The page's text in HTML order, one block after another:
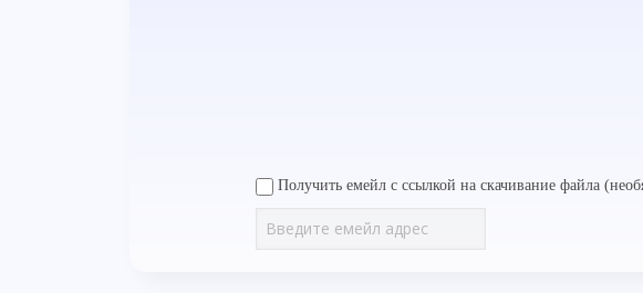
Получить емейл с ссылкой на скачивание файла